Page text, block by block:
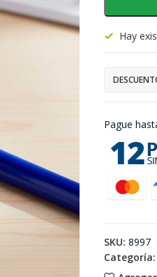
Pague
Hay
SKU: 8997
Categoría: